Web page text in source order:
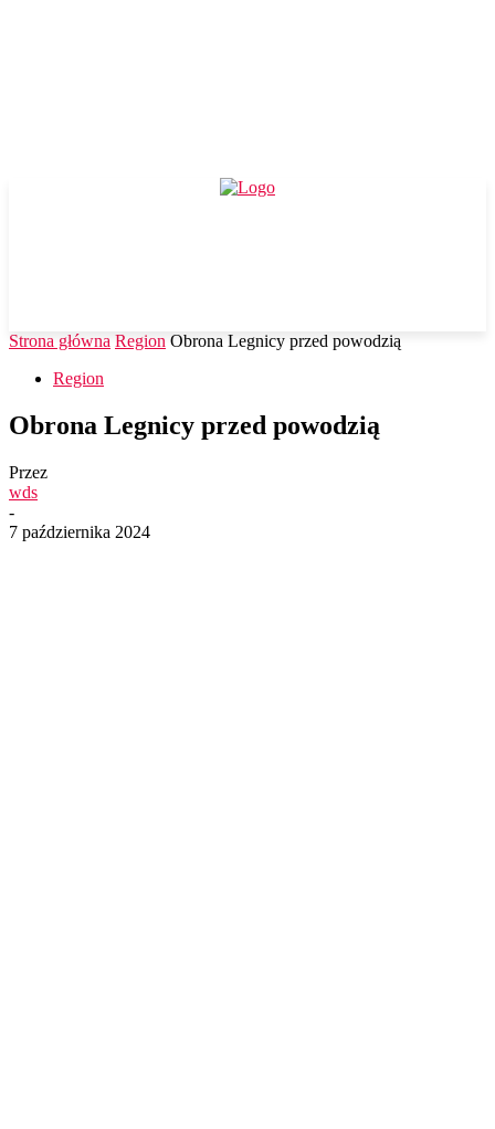
Strona główna Region Obrona Legnicy przed powodzią
Region
Obrona Legnicy przed powodzią
Przez
wds
-
7 października 2024